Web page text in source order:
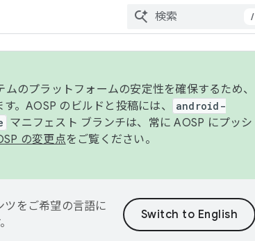
/
のプラットフォームの安定性を確保するため、
。AOSP のビルドと投稿には、
android-
マニフェスト ブランチは、常に AOSP にプッシ
の変更点をご覧ください。
をご希望の言語に